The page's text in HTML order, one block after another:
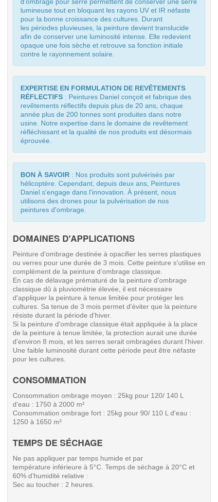
lumineuse tout en bloquant les rayons UV et IR néfaste
pour la bonne croissance des cultures. Durant
les périodes pluvieuses, la peinture devient translucide
afin de conserver une luminosité intense. Elle redevient
opaque une fois sèche et retrouve sa fonction initiale
contre le rayonnement solaire.
EXPERTISE EN FORMULATION DE REVÊTEMENTS
RÉFLECTIFS : Peintures Daniel conçoit et fabrique des
revêtements réflectifs depuis plus de 20 ans, chaque
année plus de 200 tonnes sont produites dans notre
usine. Notre expertise dans le domaine de revêtement
réfléchissant et la qualité de nos produits est désormais
éprouvée.
BON À SAVOIR : Nos produits sont pulvérisés par
hélicoptère. Cependant, depuis deux ans, Peintures
Daniel s'engage dans l'innovation. À présent, nous
utilisons des drones pour la pulvérisation de nos
peintures d'ombrage.
DOMAINES D'APPLICATIONS
Peinture d'ombrage destinée à opacifier les serres plastiques
ou verres pour une durée de 3 mois. Cette peinture s'utilise en
complément de la peinture d’ombrage classique.
En cas de délavage prématuré de la peinture d'ombrage
classique dû à pluviométrie élevée, il est nécessaire
d'appliquer la peinture à tenue limitée pour protéger les
cultures. Sa tenue de 3 mois permet d'éviter que la peinture
résiste durant la période d'hiver.
Si la peinture d'ombrage classique était appliquée à la place
de la peinture à tenue limitée, la protection aurait une durée
d'environ 8 mois, et les serres serait ombragées durant l'hiver.
Une faible luminosité durant cette période peut être néfaste
pour les cultures.
CONSOMMATION
Consommation ombrage moyen : 25kg pour 120/ 140 L
d'eau : 1750 à 2000 m²
Consommation ombrage fort : 25kg pour 90/ 110 L d'eau :
1250 à 1650 m²
TEMPS DE SÉCHAGE
Ne pas appliquer par temps humide et par
température inférieure à 5°C. Temps de séchage à 20°C et
60% d’humidité relative :
Sec au toucher : 2 heures.